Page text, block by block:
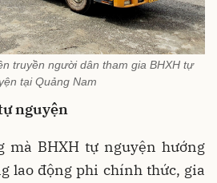
truyền người dân tham gia BHXH tự
tại Quảng Nam
nguyện
mà BHXH tự nguyện hướng
lao động phi chính thức, gia